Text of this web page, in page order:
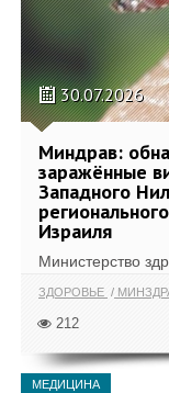
30.07.2026
Миндрав:
заражённые
Западного
Израиля
Министерство
ЗДОРОВЬЕ
212
МЕДИЦИНА